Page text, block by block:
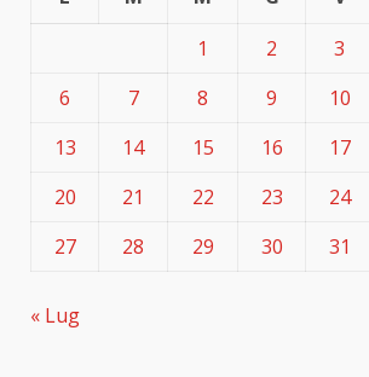
1
2 3
6
7 8 9 10
13
14 15 16 17
20
21 22 23 24
27
28 29 30 31
« Lug